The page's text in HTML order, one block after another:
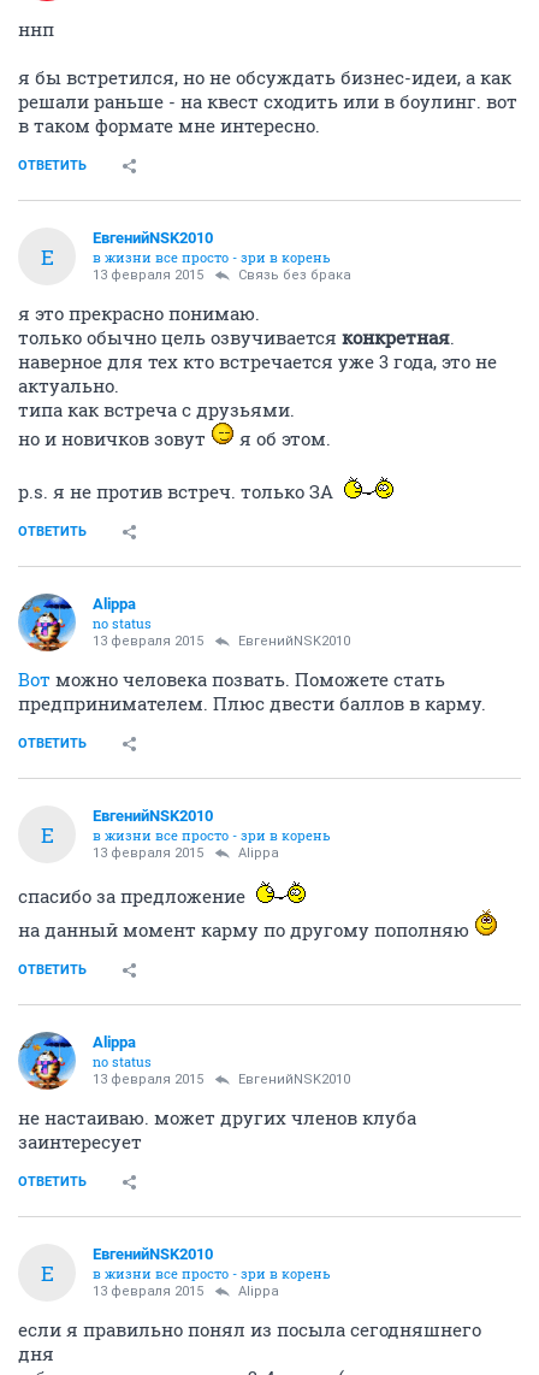
ннп
я бы встретился, но не обсуждать бизнес-идеи, а как
решали раньше - на квест сходить или в боулинг. вот
в таком формате мне интересно.
ОТВЕТИТЬ
Е
ЕвгенийNSK2010
в жизни все просто - зри в корень
13 февраля 2015 Связь без брака
я это прекрасно понимаю.
только обычно цель озвучивается конкретная.
наверное для тех кто встречается уже 3 года, это не
актуально.
типа как встреча с друзьями.
но и новичков зовут
я об этом.
p.s. я не против встреч. только ЗА
ОТВЕТИТЬ
Alippa
no status
13 февраля 2015 ЕвгенийNSK2010
Вот можно человека позвать. Поможете стать
предпринимателем. Плюс двести баллов в карму.
ОТВЕТИТЬ
Е
ЕвгенийNSK2010
в жизни все просто - зри в корень
13 февраля 2015 Alippa
спасибо за предложение
на данный момент карму по другому пополняю
ОТВЕТИТЬ
Alippa
no status
13 февраля 2015 ЕвгенийNSK2010
не настаиваю. может других членов клуба
заинтересует
ОТВЕТИТЬ
Е
ЕвгенийNSK2010
в жизни все просто - зри в корень
13 февраля 2015 Alippa
если я правильно понял из посыла сегодняшнего
дня